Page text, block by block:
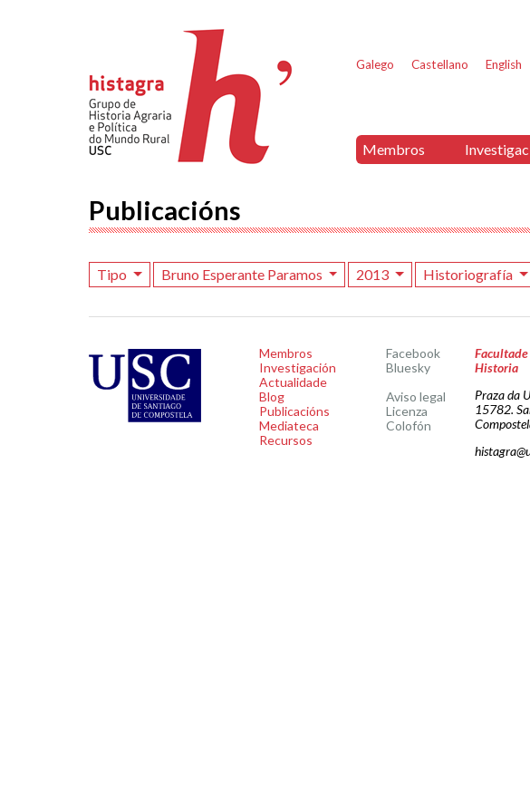
Galego Castellano English
Membros
Publicacións
Tipo Bruno Esperante Paramos 2013 Historiografía
Membros
Investigación
Actualidade
Blog
Publicacións
Mediateca
Recursos
Facebook
Bluesky
Aviso legal
Licenza
Colofón
Historia
Praza da
15782.